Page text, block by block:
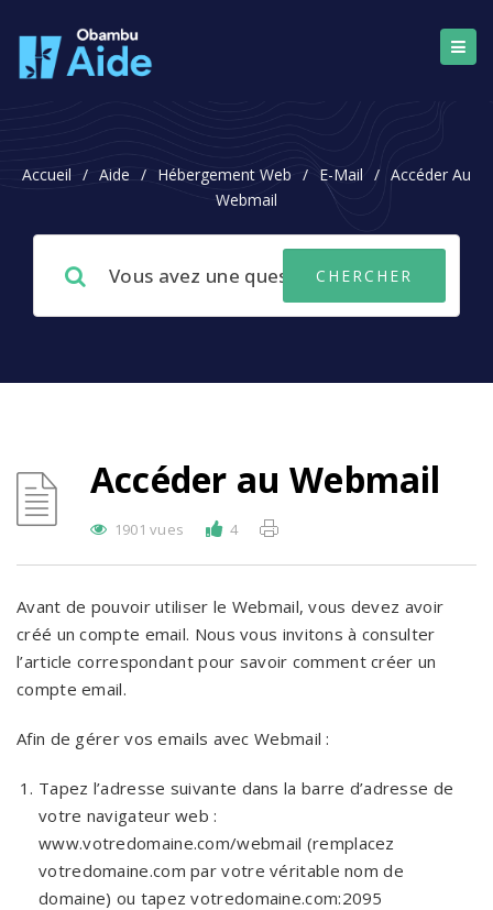
Accueil / Aide / Hébergement Web / E-Mail / Accéder Au
Webmail
Accéder au Webmail
1901 vues 4
Avant de pouvoir utiliser le Webmail, vous devez avoir
créé un compte email. Nous vous invitons à consulter
l’article correspondant pour savoir comment créer un
compte email.
Afin de gérer vos emails avec Webmail :
Tapez l’adresse suivante dans la barre d’adresse de
votre navigateur web :
www.votredomaine.com/webmail (remplacez
votredomaine.com par votre véritable nom de
domaine) ou tapez votredomaine.com:2095